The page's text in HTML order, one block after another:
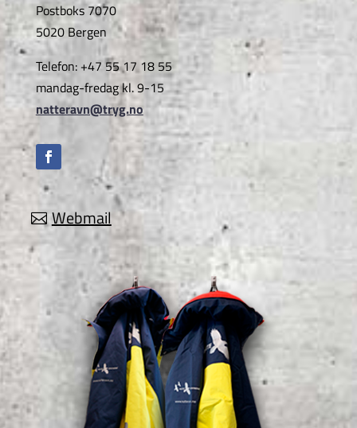
Postboks 7070
5020 Bergen
Telefon: +47 55 17 18 55
mandag-fredag kl. 9-15
natteravn@tryg.no
Webmail